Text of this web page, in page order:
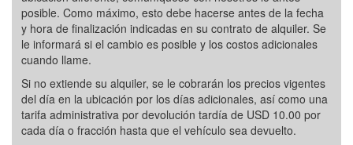
posible. Como máximo, esto debe hacerse antes de la fecha
y hora de finalización indicadas en su contrato de alquiler. Se
le informará si el cambio es posible y los costos adicionales
cuando llame.
Si no extiende su alquiler, se le cobrarán los precios vigentes
del día en la ubicación por los días adicionales, así como una
tarifa administrativa por devolución tardía de USD 10.00 por
cada día o fracción hasta que el vehículo sea devuelto.